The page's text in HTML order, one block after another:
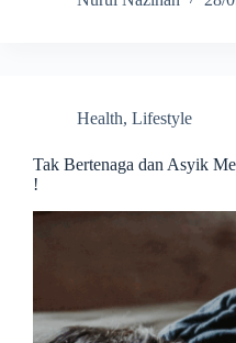
Health, Lifestyle
Tak Bertenaga dan Asyik
!